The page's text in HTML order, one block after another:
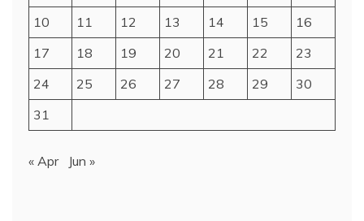
10
11 12 13 14 15
16
17
18 19 20 21 22
23
24
25 26 27 28 29
30
31
« Apr Jun »